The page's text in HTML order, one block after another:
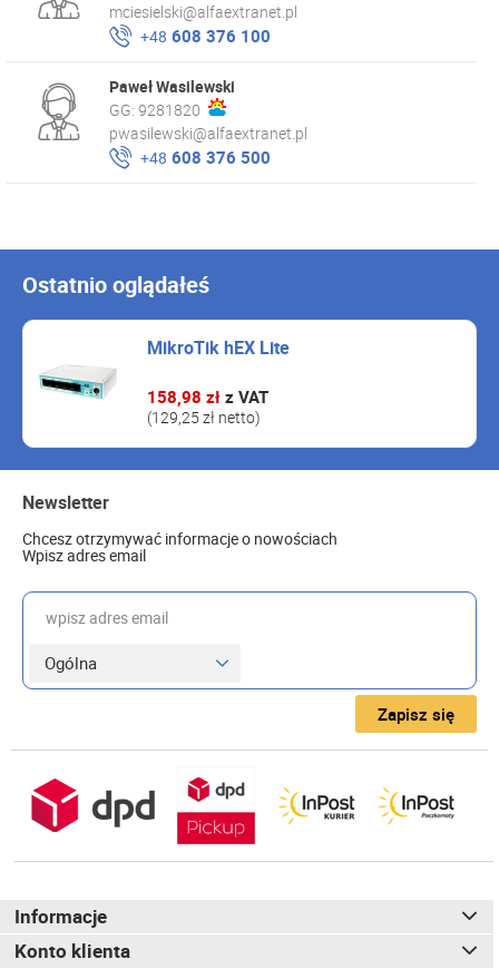
mciesielski@alfaextranet.pl
+48 608 376 100
Paweł Wasilewski
GG: 9281820
pwasilewski@alfaextranet.pl
+48 608 376 500
Ostatnio oglądałeś
MikroTik hEX Lite
158,98 zł z VAT
(129,25 zł netto)
Newsletter
Chcesz otrzymywać informacje o nowościach
Wpisz adres email
wpisz adres email
Zapisz się
Informacje
Konto klienta